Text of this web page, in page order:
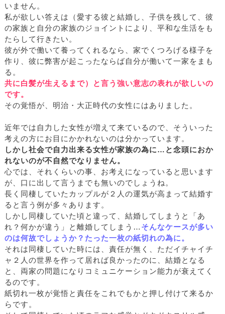
いません。
私が欲しい答えは（愛する彼と結婚し、子供を残して、彼
の家族と自分の家族のジョイントにより、平和な生活をも
たらして行きたい。
彼が外で働いて養ってくれるなら、家でくつろげる様子を
作り、彼に弊害が起こったならば自分が働いて一家をまも
る。
共に白髪が生えるまで）と言う強い意志の表れが欲しいの
です。
その覚悟が、明治・大正時代の女性にはありました。
近年では自力した女性が増えて来ているので、そういった
考えの方にお目にかかれないのは分かっています。
しかし社会で自力出来る女性が家族の為に…と念頭におか
れないのが不自然でなりません。
心では、それくらいの事、お考えになっていると思います
が、口に出して言うまでも無いのでしょうね。
長く同棲していたカップルが２人の運気が高まって結婚す
ると言う例が多々あります。
しかし同棲していた頃と違って、結婚してしまうと「あ
れ？何かが違う」と離婚してしまう… そんなケースが多い
のは何故でしょうか？たった一枚の紙切れの為に。
それは同棲していた時には、責任が無く、ただイチャイチ
ャ２人の世界を作って居れば良かったのに、結婚となる
と、両家の問題になりコミュニケーション能力が衰えてく
るのです。
紙切れ一枚が覚悟と責任をこれでもかと押し付けて来るか
らです。